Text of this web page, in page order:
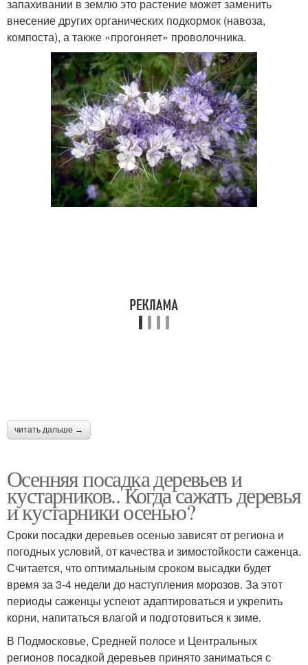
запахивании в землю это растение может заменить
внесение других органических подкормок (навоза,
компоста), а также «прогоняет» проволочника.
читать дальше →
Осенняя посадка деревьев и
кустарников.. Когда сажать деревья
и кустарники осенью?
Сроки посадки деревьев осенью зависят от региона и
погодных условий, от качества и зимостойкости саженца.
Считается, что оптимальным сроком высадки будет
время за 3-4 недели до наступления морозов. За этот
периоды саженцы успеют адаптироваться и укрепить
корни, напитаться влагой и подготовиться к зиме.
В Подмосковье, Средней полосе и Центральных
регионов посадкой деревьев принято заниматься с